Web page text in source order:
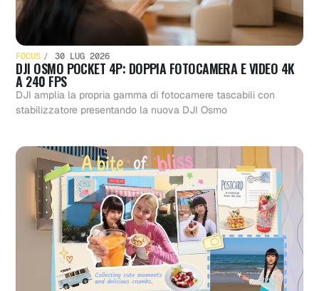
FOCUS 30 LUG 2026
DJI OSMO POCKET 4P: DOPPIA FOTOCAMERA E VIDEO 4K
A 240 FPS
DJI amplia la propria gamma di fotocamere tascabili con
stabilizzatore presentando la nuova DJI Osmo